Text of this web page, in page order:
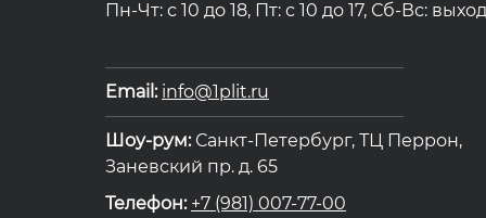
Пн-Чт: с 10 до 18, Пт: с 10 до 17, Сб-Вс:
Email: info@1plit.ru
Шоу-рум: Санкт-Петербург, ТЦ Перрон,
Заневский пр. д. 65
Телефон: +7 (981) 007-77-00